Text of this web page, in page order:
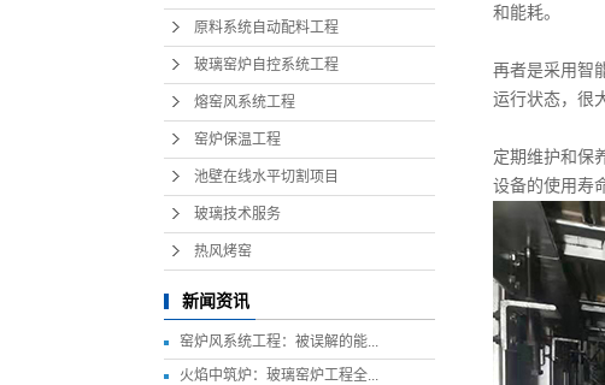
原料系统自动配料工程
玻璃窑炉自控系统工程
熔窑风系统工程
窑炉保温工程
池壁在线水平切割项目
玻璃技术服务
热风烤窑
新闻资讯
窑炉风系统工程：被误解的能...
火焰中筑炉：玻璃窑炉工程全...
和能耗。
再者是采用智
运行状态，很
定期维护和保
设备的使用寿